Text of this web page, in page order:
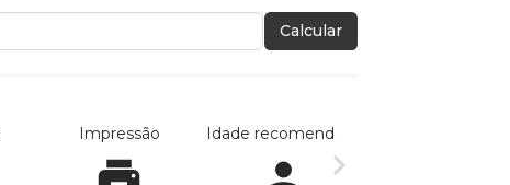
Calcular
Impressão Idade recomendada